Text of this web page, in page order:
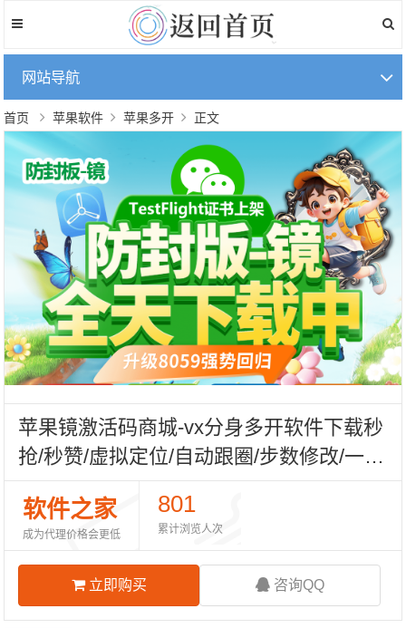
网站导航
首页 苹果软件 苹果多开 正文
苹果镜激活码商城-vx分身多开软件下载秒
抢/秒赞/虚拟定位/自动跟圈/步数修改/一键
已读-清风包-TF模式上架-自助发码平台
软件之家
成为代理价格会更低
801
累计浏览人次
立即购买 咨询QQ